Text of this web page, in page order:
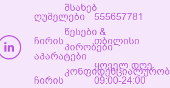
ღუმელები
ჩირის
აპარატები
ჩირის
შსახებ
წესები &
პირობები
555657781
თბილისი
ყოველ დღე
09:00-24:00